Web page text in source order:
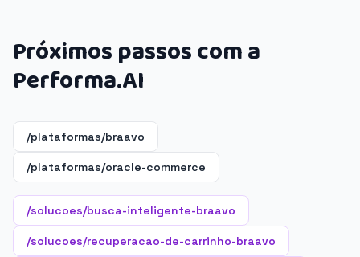
Próximos passos com a
Performa.AI
/plataformas/braavo
/plataformas/oracle-commerce
/solucoes/busca-inteligente-braavo
/solucoes/recuperacao-de-carrinho-braavo